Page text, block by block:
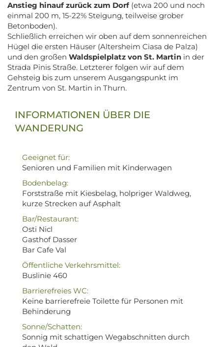
Anstieg hinauf zurück zum Dorf (etwa 200 und noch
einmal 200 m, 15-22% Steigung, teilweise grober
Betonboden).
Schließlich erreichen wir oben auf dem sonnenreichen
Hügel die ersten Häuser (Altersheim Ciasa de Palza)
und den großen Waldspielplatz von St. Martin in der
Strada Pinis Straße. Letzterer folgen wir auf dem
Gehsteig bis zum unserem Ausgangspunkt im
Zentrum von St. Martin in Thurn.
INFORMATIONEN ÜBER DIE
WANDERUNG
Geeignet für:
Senioren und Familien mit Kinderwagen
Bodenbelag:
Forststraße mit Kiesbelag, holpriger Waldweg,
kurze Strecken auf Asphalt
Bar/Restaurant:
Osti Nicl
Gasthof Dasser
Bar Cafe Val
Öffentliche Verkehrsmittel:
Buslinie 460
Barrierefreies WC:
Keine barrierefreie Toilette für Personen mit
Behinderung
Sonne/Schatten:
Sonnig mit schattigen Wegabschnitten durch